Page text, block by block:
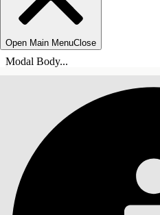
Open Main MenuClose
Modal Body...